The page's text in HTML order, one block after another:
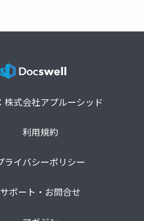
株式会社アプルーシッド
利用規約
ライバシーポリシー
サポート・お問合せ